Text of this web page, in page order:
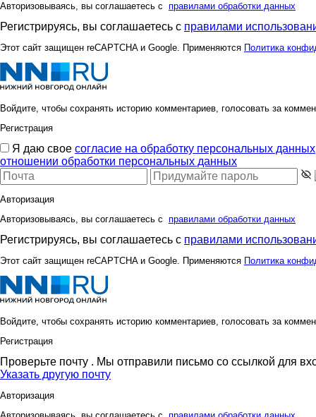
Авторизовываясь, вы соглашаетесь с правилами обработки данных
Регистрируясь, вы соглашаетесь с правилами
Этот сайт защищен reCAPTCHA и Google. Применяются Политика
Войдите, чтобы сохранять историю комментариев, голосовать за
Регистрация
Я даю свое согласие на обработку персональных данных
отношении обработки персональных данных
Авторизация
Авторизовываясь, вы соглашаетесь с правилами обработки данных
Регистрируясь, вы соглашаетесь с правилами
Этот сайт защищен reCAPTCHA и Google. Применяются Политика
Войдите, чтобы сохранять историю комментариев, голосовать за
Регистрация
Проверьте почту . Мы отправили письмо со ссылкой для
Указать другую почту
Авторизация